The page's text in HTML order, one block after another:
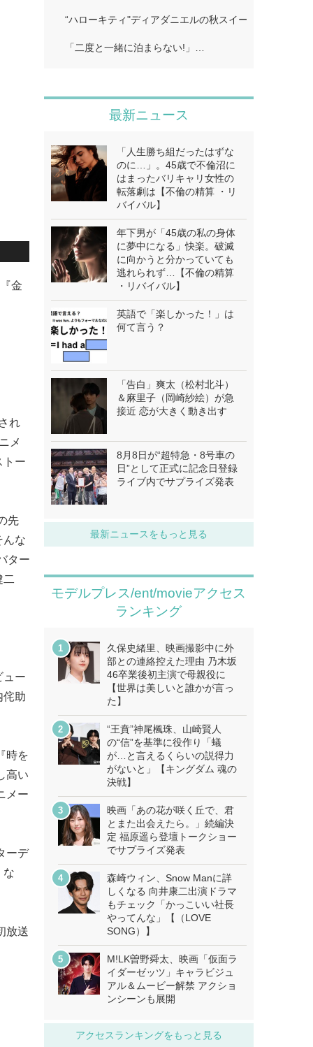
金
れ
メ
トー
先
んな
ター
二
ュー
侘助
時を
高い
メー
ーデ
な
放送
“ハローキティ"ディアダニエルの秋スイーツビュッフ
「二度と一緒に泊まらない!」…
最新ニュース
「人生勝ち組だったはずな
のに…」。45歳で不倫沼に
はまったバリキャリ女性の
転落劇は【不倫の精算 ・リ
バイバル】
年下男が「45歳の私の身体
に夢中になる」快楽。破滅
に向かうと分かっていても
逃れられず…【不倫の精算
・リバイバル】
英語で「楽しかった！」は
何て言う？
「告白」爽太（松村北斗）
＆麻里子（岡崎紗絵）が急
接近 恋が大きく動き出す
8月8日が“超特急・8号車の
日”として正式に記念日登録
ライブ内でサプライズ発表
最新ニュースをもっと見る
モデルプレス/ent/movieアクセス
ランキング
久保史緒里、映画撮影中に外
部との連絡控えた理由 乃木坂
46卒業後初主演で母親役に
【世界は美しいと誰かが言っ
た】
“王賁”神尾楓珠、山崎賢人
の“信”を基準に役作り「蟻
が…と言えるくらいの説得力
がないと」【キングダム 魂の
決戦】
映画「あの花が咲く丘で、君
とまた出会えたら。」続編決
定 福原遥ら登壇トークショー
でサプライズ発表
森崎ウィン、Snow Manに詳
しくなる 向井康二出演ドラマ
もチェック「かっこいい社長
やってんな」【（LOVE
SONG）】
M!LK曽野舜太、映画「仮面ラ
イダーゼッツ」キャラビジュ
アル＆ムービー解禁 アクショ
ンシーンも展開
アクセスランキングをもっと見る